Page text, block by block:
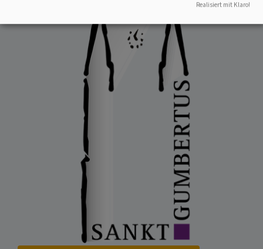
Realisiert mit Klaro!